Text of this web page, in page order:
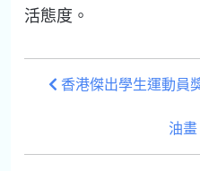
活態度。
香港傑出學生運動員
油